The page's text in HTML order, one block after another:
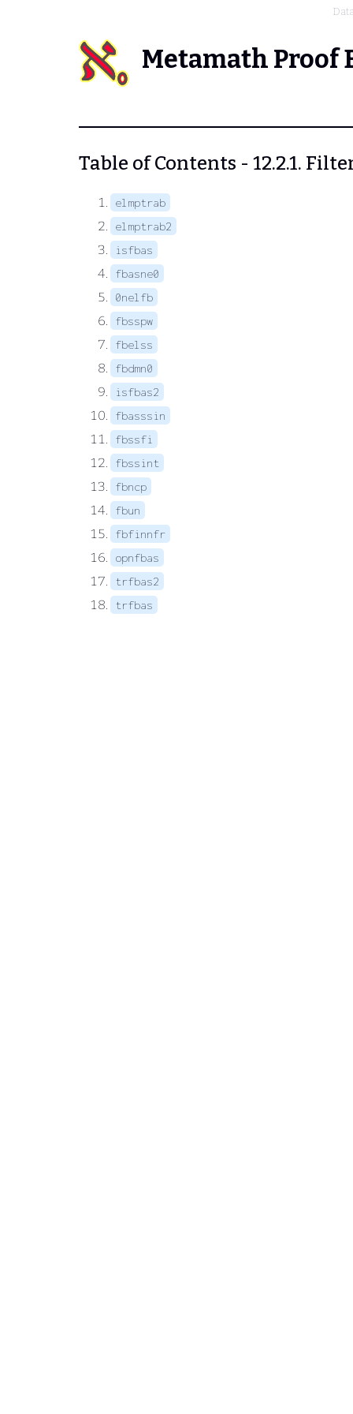
Metamath Proof
Table of Contents - 12.2.1.
elmptrab
elmptrab2
isfbas
fbasne0
0nelfb
fbsspw
fbelss
fbdmn0
isfbas2
fbasssin
fbssfi
fbssint
fbncp
fbun
fbfinnfr
opnfbas
trfbas2
trfbas